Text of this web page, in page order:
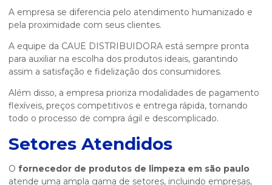
A empresa se diferencia pelo atendimento humanizado e
pela proximidade com seus clientes.
A equipe da CAUE DISTRIBUIDORA está sempre pronta
para auxiliar na escolha dos produtos ideais, garantindo
assim a satisfação e fidelização dos consumidores.
Além disso, a empresa prioriza modalidades de pagamento
flexíveis, preços competitivos e entrega rápida, tornando
todo o processo de compra ágil e descomplicado.
Setores Atendidos
O fornecedor de produtos de limpeza em são paulo
atende uma ampla gama de setores, incluindo empresas,